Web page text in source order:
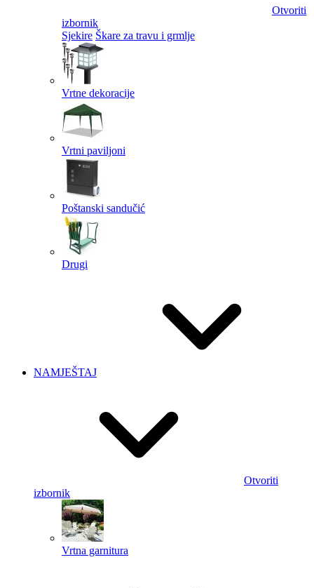
Otvoriti
izbornik
Sjekire Škare za travu i grmlje
Vrtne dekoracije
Vrtni paviljoni
Poštanski sandučić
Drugi
NAMJEŠTAJ
Otvoriti
izbornik
Vrtna garnitura